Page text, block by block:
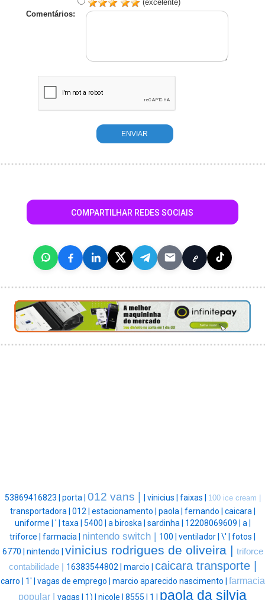
(excelente)
Comentários:
COMPARTILHAR REDES SOCIAIS
53869416823 | porta | 012 vans | vinicius | faixas | 100 ice cream |
transportadora | 012 | estacionamento | paola | fernando | caicara |
uniforme | ' | taxa | 5400 | a biroska | sardinha | 12208069609 | a |
triforce | farmacia | nintendo switch | 100 | ventilador | \' | fotos |
6770 | nintendo | vinicius rodrigues de oliveira | triforce
contabilidade | 16383544802 | marcio | caicara transporte |
carro | 1' | vagas de emprego | marcio aparecido nascimento | farmacia
popular | vagas | 1) | nicole | 8555 | 1 | paola da silvia